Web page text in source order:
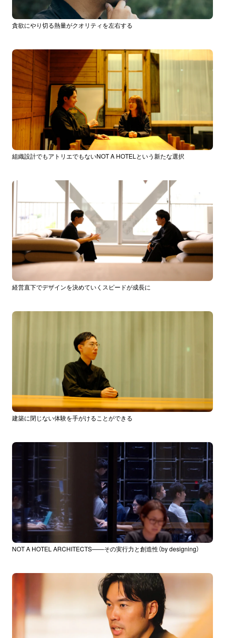
貪欲にやり切る熱量がクオリティを左右する
組織設計でもアトリエでもないNOT A HOTELという新たな選択
経営直下でデザインを決めていくスピードが成長に
建築に閉じない体験を手がけることができる
NOT A HOTEL ARCHITECTS——その実行力と創造性（by designing）